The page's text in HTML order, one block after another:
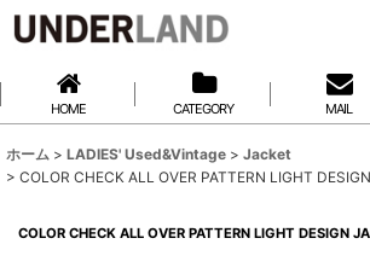
HOME CATEGORY MAIL
ホーム > LADIES' Used&Vintage > Jacket
> COLOR CHECK ALL OVER PATTERN LIGHT
COLOR CHECK ALL OVER PATTERN LIGHT DESIGN